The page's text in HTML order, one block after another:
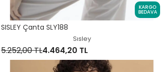
KARGO
BEDAVA
SISLEY Çanta SLY188
Sısley
5.252,00 TL4.464,20 TL